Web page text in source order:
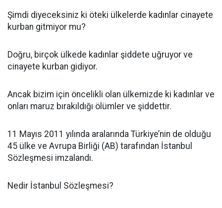
Şimdi diyeceksiniz ki öteki ülkelerde kadınlar cinayete
kurban gitmiyor mu?
Doğru, birçok ülkede kadınlar şiddete uğruyor ve
cinayete kurban gidiyor.
Ancak bizim için öncelikli olan ülkemizde ki kadınlar ve
onları maruz bırakıldığı ölümler ve şiddettir.
11 Mayıs 2011 yılında aralarında Türkiye’nin de olduğu
45 ülke ve Avrupa Birliği (AB) tarafından İstanbul
Sözleşmesi imzalandı.
Nedir İstanbul Sözleşmesi?